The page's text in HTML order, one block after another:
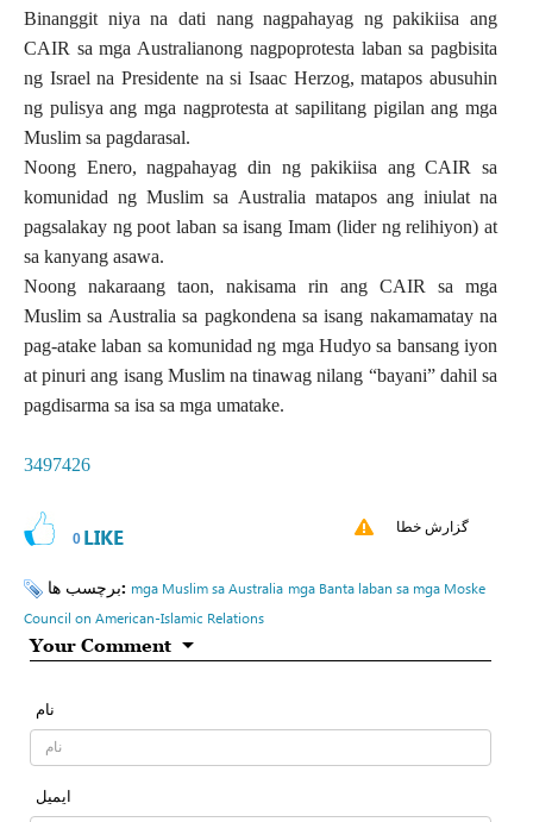
Binanggit niya na dati nang nagpahayag ng pakikiisa ang
CAIR sa mga Australianong nagpoprotesta laban sa pagbisita
ng Israel na Presidente na si Isaac Herzog, matapos abusuhin
ng pulisya ang mga nagprotesta at sapilitang pigilan ang mga
Muslim sa pagdarasal.
Noong Enero, nagpahayag din ng pakikiisa ang CAIR sa
komunidad ng Muslim sa Australia matapos ang iniulat na
pagsalakay ng poot laban sa isang Imam (lider ng relihiyon) at
sa kanyang asawa.
Noong nakaraang taon, nakisama rin ang CAIR sa mga
Muslim sa Australia sa pagkondena sa isang nakamamatay na
pag-atake laban sa komunidad ng mga Hudyo sa bansang iyon
at pinuri ang isang Muslim na tinawag nilang “bayani” dahil sa
pagdisarma sa isa sa mga umatake.
3497426
0 LIKE گزارش خطا
برچسب ها: mga Muslim sa Australia mga Banta laban sa mga Moske
Council on American-Islamic Relations
Your Comment
نام
ایمیل